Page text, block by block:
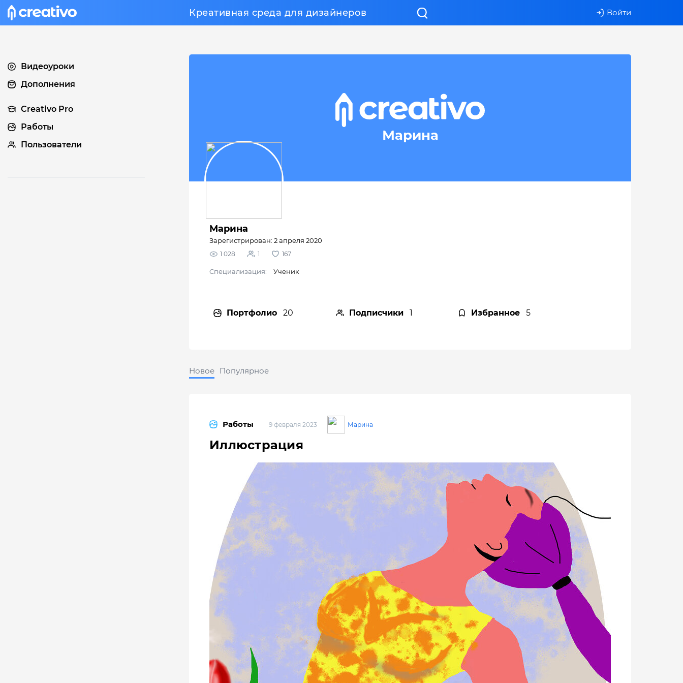
Креативная среда для дизайнеров Войти
Марина
Марина
Зарегистрирован: 2 апреля 2020
1 028 1 167
Cпециализация: Ученик
Портфолио 20 Подписчики 1 Избранное 5
Новое Популярное
Работы 9 февраля 2023 Марина
Иллюстрация
Видеоуроки
Дополнения
Creativo Pro
Работы
Пользователи